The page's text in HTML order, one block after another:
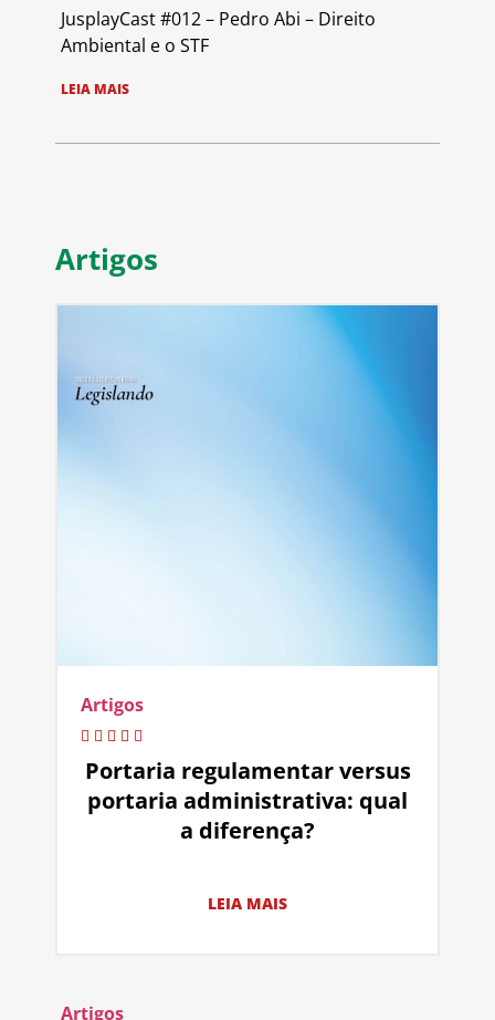
JusplayCast #012 – Pedro Abi – Direito
Ambiental e o STF
LEIA MAIS
Artigos
Artigos
Portaria regulamentar versus
portaria administrativa: qual
a diferença?
LEIA MAIS
Artigos